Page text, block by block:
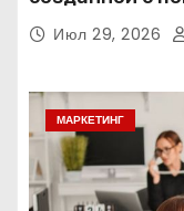
интеллекта
Июл 29, 2026
МАРКЕТИНГ